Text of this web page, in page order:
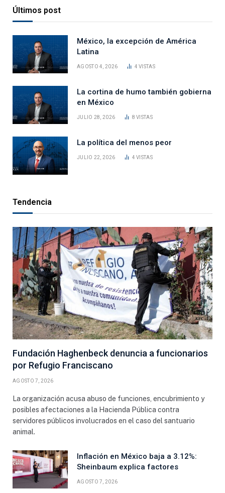
Últimos post
México, la excepción de América
Latina
AGOSTO 4, 2026 4VISTAS
La cortina de humo también gobierna
en México
JULIO 28, 2026 8VISTAS
La política del menos peor
JULIO 22, 2026 4VISTAS
Tendencia
Fundación Haghenbeck denuncia a funcionarios
por Refugio Franciscano
AGOSTO 7, 2026
La organización acusa abuso de funciones, encubrimiento y
posibles afectaciones a la Hacienda Pública contra
servidores públicos involucrados en el caso del santuario
animal.
Inflación en México baja a 3.12%:
Sheinbaum explica factores
AGOSTO 7, 2026